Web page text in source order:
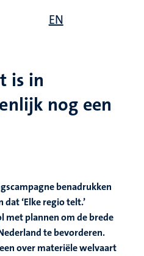
EN
is in
nog een
benadrukken
‘Elke regio telt.’
met plannen om de brede
te bevorderen.
over materiële welvaart